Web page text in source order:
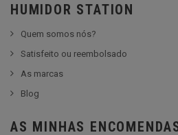
HUMIDOR STATION
Quem somos nós?
Satisfeito ou reembolsado
As marcas
Blog
AS MINHAS